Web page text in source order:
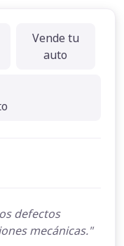
Vende tu
auto
defectos
mecánicas."